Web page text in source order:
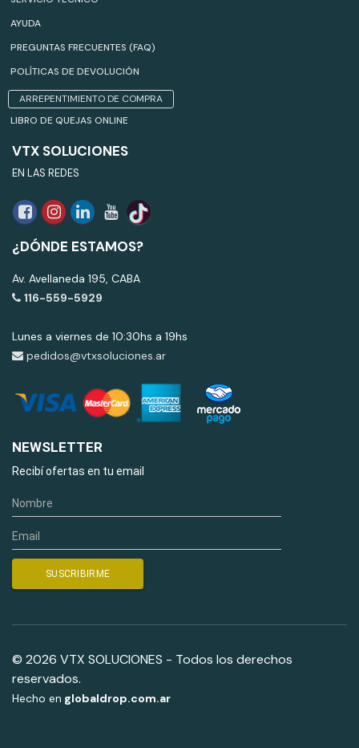
AYUDA
PREGUNTAS FRECUENTES (FAQ)
POLÍTICAS DE DEVOLUCIÓN
ARREPENTIMIENTO DE COMPRA
LIBRO DE QUEJAS ONLINE
VTX SOLUCIONES
EN LAS REDES
¿DÓNDE ESTAMOS?
Av. Avellaneda 195, CABA
116-559-5929
Lunes a viernes de 10:30hs a 19hs
pedidos@vtxsoluciones.ar
NEWSLETTER
Recibí ofertas en tu email
© 2026 VTX SOLUCIONES - Todos los derechos
reservados.
Hecho en globaldrop.com.ar